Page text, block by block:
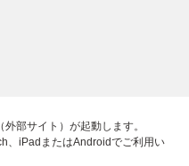
部サイト）が起動します。
、iPadまたはAndroidでご利用い